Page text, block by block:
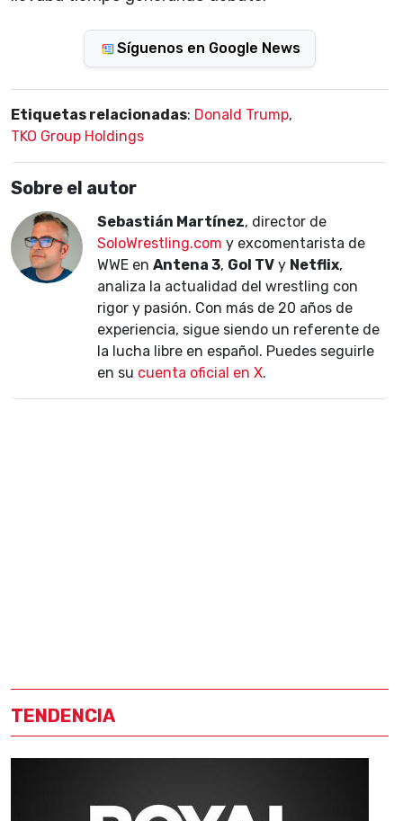
Síguenos en Google News
Etiquetas relacionadas: Donald Trump,
TKO Group Holdings
Sobre el autor
Sebastián Martínez, director de
SoloWrestling.com y excomentarista de
WWE en Antena 3, Gol TV y Netflix,
analiza la actualidad del wrestling con
rigor y pasión. Con más de 20 años de
experiencia, sigue siendo un referente de
la lucha libre en español. Puedes seguirle
en su cuenta oficial en X.
TENDENCIA